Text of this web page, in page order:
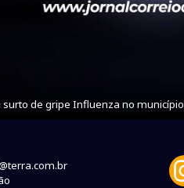
de gripe Influenza no município